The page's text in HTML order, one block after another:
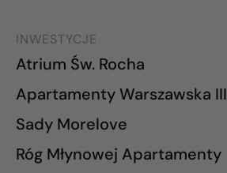
INWESTYCJE
Atrium Św. Rocha
Apartamenty Warszawska III
Sady Morelove
Róg Młynowej Apartamenty